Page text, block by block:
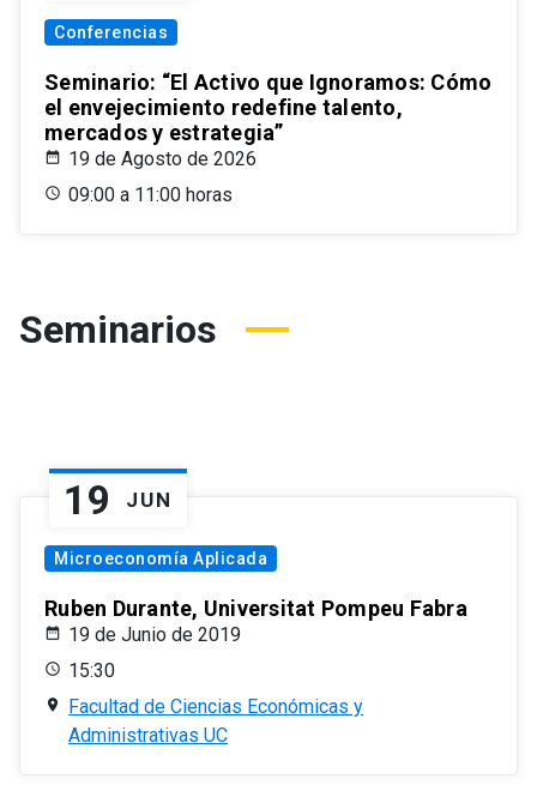
Conferencias
Seminario: “El Activo que Ignoramos: Cómo
el envejecimiento redefine talento,
mercados y estrategia”
19 de Agosto de 2026
09:00 a 11:00 horas
Seminarios
19 JUN
Microeconomía Aplicada
Ruben Durante, Universitat Pompeu Fabra
19 de Junio de 2019
15:30
Facultad de Ciencias Económicas y
Administrativas UC